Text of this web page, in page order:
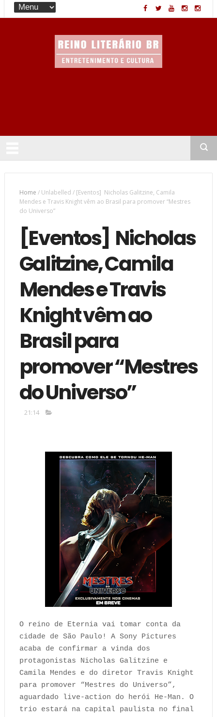
Home /Unlabelled / [Eventos] Nicholas Galitzine, Camila
Mendes e Travis Knight vêm ao Brasil para promover “Mestres
do Universo”
[Eventos] Nicholas
Galitzine, Camila
Mendes e Travis
Knight vêm ao
Brasil para
promover “Mestres
do Universo”
21:14
O reino de Eternia vai tomar conta da
cidade de São Paulo! A Sony Pictures
acaba de confirmar a vinda dos
protagonistas Nicholas Galitzine e
Camila Mendes e do diretor Travis Knight
para promover “Mestres do Universo”,
aguardado live-action do herói He-Man. O
trio estará na capital paulista no final